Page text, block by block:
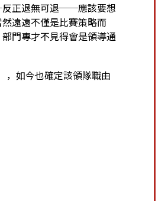
反正退無可退──應該要想
遠遠不僅是比賽策略而
門專才不見得會是領導通
，如今也確定該領隊職由